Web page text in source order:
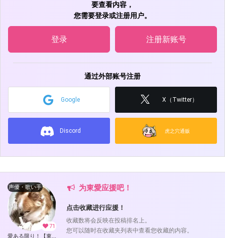
要查看内容，
您需要登录或注册用户。
登录 注册新账号
通过外部账号注册
Google X（Twitter）
Discord 虎之穴通贩
71
声優・歌い手
愛ある限り！【東愛】 (東愛)
为東愛应援吧！
点击收藏进行应援！
收藏数将会反映在投稿排名上。
您可以随时在收藏夹列表中查看您收藏的内容。